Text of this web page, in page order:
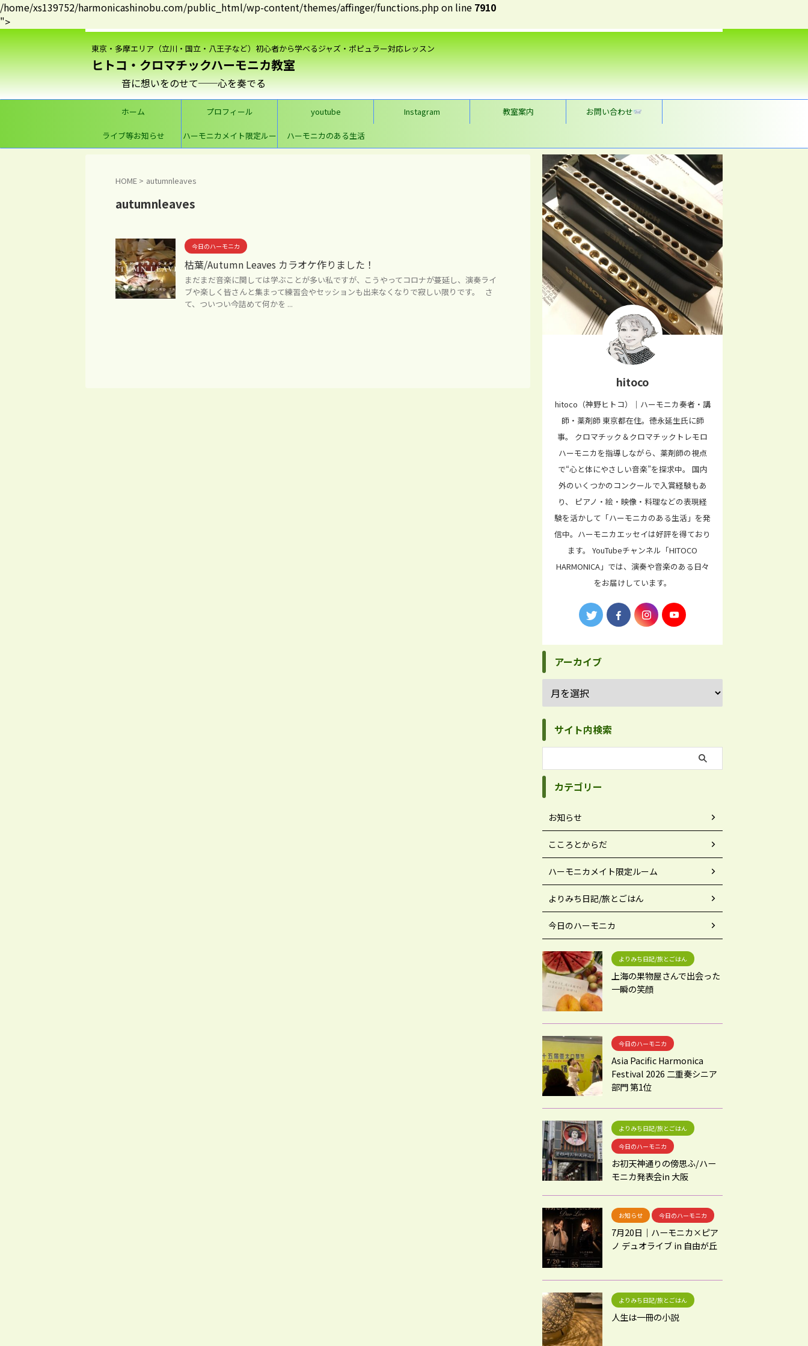
/home/xs139752/harmonicashinobu.com/public_html/wp-content/themes/affinger/functions.php on line 7910
">
東京・多摩エリア（立川・国立・八王子など）初心者から学べるジャズ・ポピュラー対応レッスン
ヒトコ・クロマチックハーモニカ教室
ホーム プロフィール youtube Instagram 教室案内 お問い合わせ
ライブ等お知らせ ハーモニカメイト限定ルー ハーモニカのある生活
HOME > autumnleaves
autumnleaves
今日のハーモニカ
枯葉/Autumn Leaves カラオケ作りました！
まだまだ音楽に関しては学ぶことが多い私ですが、こうやってコロナが蔓延し、演奏ライ
ブや楽しく皆さんと集まって練習会やセッションも出来なくなりで寂しい限りです。 さ
て、ついつい今詰めて何かを ...
hitoco
hitoco（神野ヒトコ）｜ハーモニカ奏者・講
師・薬剤師 東京都在住。徳永延生氏に師
事。 クロマチック＆クロマチックトレモロ
ハーモニカを指導しながら、薬剤師の視点
で“心と体にやさしい音楽”を探求中。 国内
外のいくつかのコンクールで入賞経験もあ
り、 ピアノ・絵・映像・料理などの表現経
験を活かして「ハーモニカのある生活」を発
信中。ハーモニカエッセイは好評を得ており
ます。 YouTubeチャンネル「HITOCO
HARMONICA」では、演奏や音楽のある日々
をお届けしています。
アーカイブ
サイト内検索
カテゴリー
お知らせ
こころとからだ
ハーモニカメイト限定ルーム
よりみち日記/旅とごはん
今日のハーモニカ
よりみち日記/旅とごはん
上海の果物屋さんで出会った
一瞬の笑顔
今日のハーモニカ
Asia Pacific Harmonica
Festival 2026 二重奏シニア
部門 第1位
よりみち日記/旅とごはん
今日のハーモニカ
お初天神通りの傍思ふ/ハー
モニカ発表会in 大阪
お知らせ 今日のハーモニカ
7月20日｜ハーモニカ×ピア
ノ デュオライブ in 自由が丘
よりみち日記/旅とごはん
人生は一冊の小説